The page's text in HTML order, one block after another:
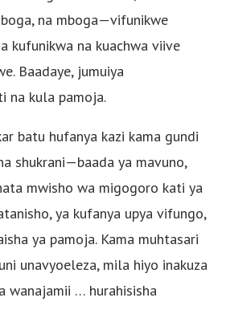
na mboga—vifunikwe
kufunikwa na kuachwa viive
Baadaye, jumuiya
na kula pamoja.
batu hufanya kazi kama gundi
shukrani—baada ya mavuno,
mwisho wa migogoro kati ya
ya kufanya upya vifungo,
ya pamoja. Kama muhtasari
unavyoeleza, mila hiyo inakuza
wanajamii … hurahisisha